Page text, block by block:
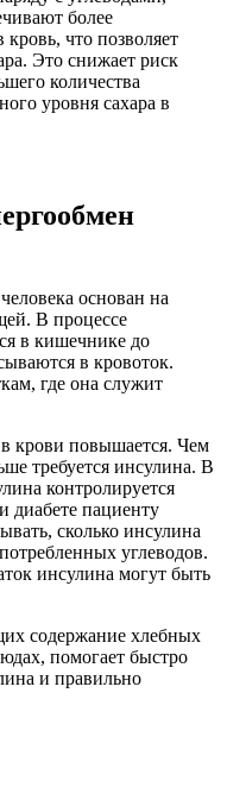
более
что позволяет
Это снижает риск
количества
уровня сахара в
основан на
В процессе
в кишечнике до
в кровоток.
где она служит
крови повышается. Чем
требуется инсулина. В
контролируется
диабете пациенту
сколько инсулина
углеводов.
инсулина могут быть
содержание хлебных
помогает быстро
и правильно